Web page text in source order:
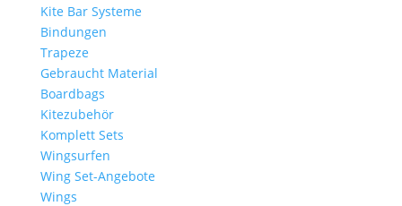
Kite Bar Systeme
Bindungen
Trapeze
Gebraucht Material
Boardbags
Kitezubehör
Komplett Sets
Wingsurfen
Wing Set-Angebote
Wings